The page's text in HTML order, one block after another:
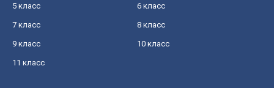
5 класс 6 класс
7 класс 8 класс
9 класс 10 класс
11 класс